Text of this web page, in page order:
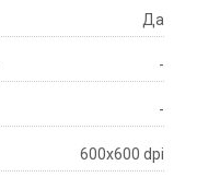
Да
-
-
600x600 dpi